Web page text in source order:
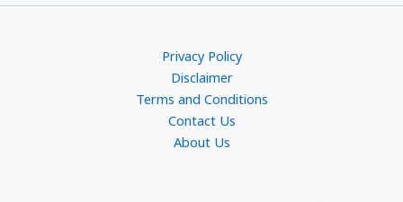
Privacy Policy
Disclaimer
Terms and Conditions
Contact Us
About Us